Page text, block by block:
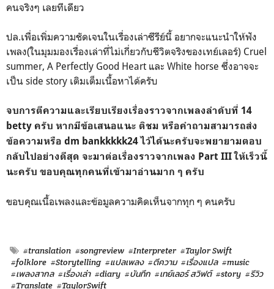
คนจริงๆ เลยทีเดียว
ปล.เพื่อเพิ่มความชัดเจนในเรื่องเล่าซีรีย์นี้ อยากจะแนะนำให้ฟัง
เพลง(ในมุมมองเรื่องเล่าที่ไม่เกี่ยวกับชีวิตจริงของเทย์เลอร์) Cruel
summer, A Perfectly Good Heart และ White horse ซึ่งอาจจะ
เป็น side story เติมเต็มเนื้อหาได้ครับ
จบการตีความและเรียบเรียงเรื่องราวจากเพลงลำดับที่ 14
betty ครับ หากมีข้อเสนอแนะ ติชม หรือคำถามสามารถส่ง
ข้อความหรือ dm bankkkkk24 ไว้ได้นะครับจะพยายามตอบ
กลับไปอย่างดีสุด จะมาต่อเรื่องราวจากเพลง Part III ให้เร็วนี้
นะครับ ขอบคุณทุกคนที่เข้ามาอ่านมาก ๆ ครับ
ขอบคุณเนื้อเพลงและข้อมูลความคิดเห็นจากทุก ๆ คนครับ
#translation #songreview #Interpreter #Taylor Swift
#folklore #Storytelling #แปลเพลง #ตีความ #เรื่องแปล #music
#เพลงสากล #เรื่องเล่า #diary #บันทึก #เทย์เลอร์ สวิฟต์ #story #รีวิว
#Translate #TaylorSwift